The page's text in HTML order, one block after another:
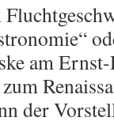
am
der